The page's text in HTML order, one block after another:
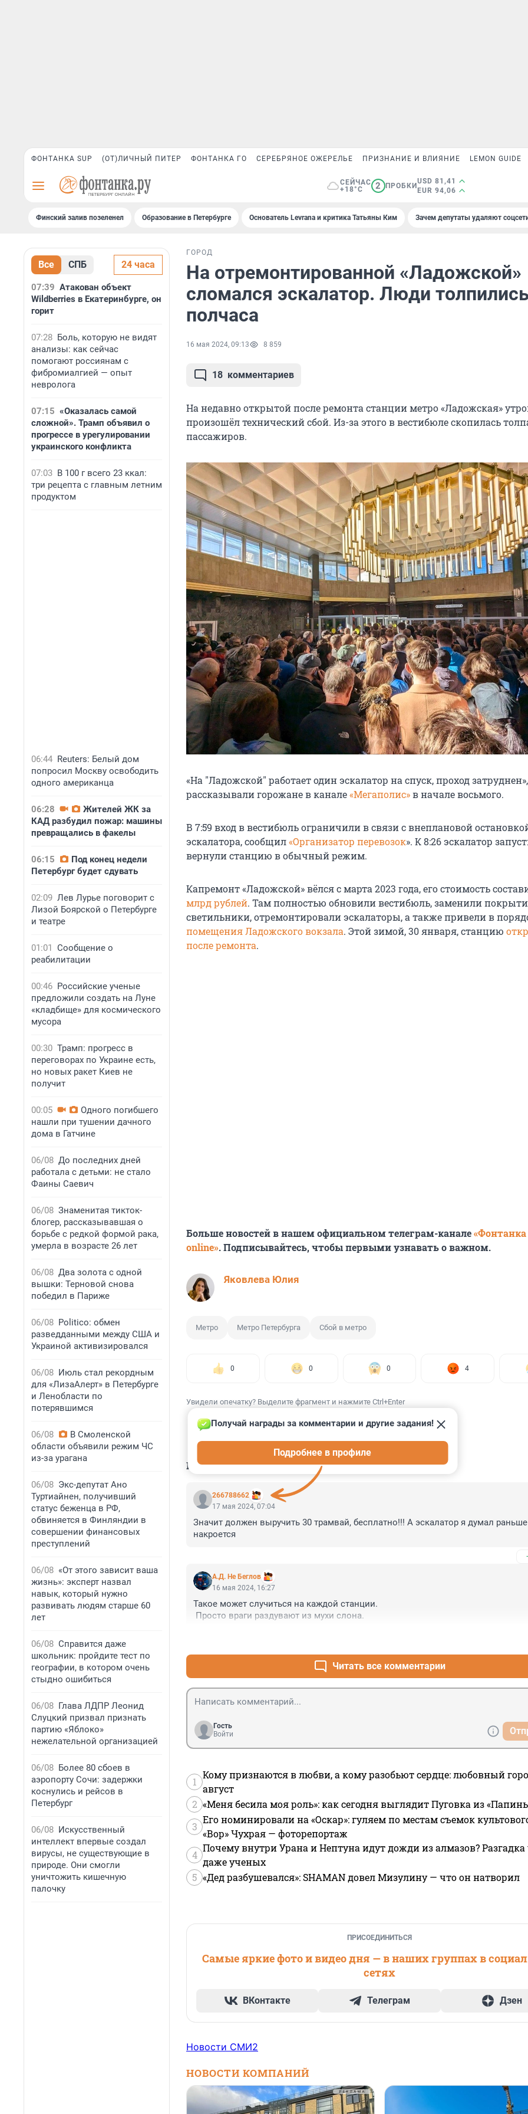
ФОНТАНКА SUP (ОТ)ЛИЧНЫЙ ПИТЕР ФОНТАНКА ГО СЕРЕБРЯНОЕ ОЖЕРЕЛЬЕ ПРИЗНАНИЕ И ВЛИЯНИЕ LEMON GUIDE
СЕЙЧАС
+18°C
2 ПРОБКИ
USD 81,41
EUR 94,06
Финский залив позеленел Образование в Петербурге Основатель Levrana и критика Татьяны Ким Зачем депутаты удаляют
Все СПБ 24 часа
07:39 Атакован объект
Wildberries в Екатеринбурге, он
горит
07:28 Боль, которую не видят
анализы: как сейчас
помогают россиянам с
фибромиалгией — опыт
невролога
07:15 «Оказалась самой
сложной». Трамп объявил о
прогрессе в урегулировании
украинского конфликта
07:03 В 100 г всего 23 ккал:
три рецепта с главным летним
продуктом
06:44 Reuters: Белый дом
попросил Москву освободить
одного американца
06:28
Жителей ЖК за
КАД разбудил пожар: машины
превращались в факелы
06:15
Под конец недели
Петербург будет сдувать
02:09 Лев Лурье поговорит с
Лизой Боярской о Петербурге
и театре
01:01 Сообщение о
реабилитации
00:46 Российские ученые
предложили создать на Луне
«кладбище» для космического
мусора
00:30 Трамп: прогресс в
переговорах по Украине есть,
но новых ракет Киев не
получит
00:05
Одного погибшего
нашли при тушении дачного
дома в Гатчине
06/08 До последних дней
работала с детьми: не стало
Фаины Саевич
06/08 Знаменитая тикток-
блогер, рассказывавшая о
борьбе с редкой формой рака,
умерла в возрасте 26 лет
06/08 Два золота с одной
вышки: Терновой снова
победил в Париже
06/08 Politico: обмен
разведданными между США и
Украиной активизировался
06/08 Июль стал рекордным
для «ЛизаАлерт» в Петербурге
и Ленобласти по
потерявшимся
06/08
В Смоленской
области объявили режим ЧС
из-за урагана
06/08 Экс-депутат Ано
Туртиайнен, получивший
статус беженца в РФ,
обвиняется в Финляндии в
совершении финансовых
преступлений
06/08 «От этого зависит ваша
жизнь»: эксперт назвал
навык, который нужно
развивать людям старше 60
лет
06/08 Справится даже
школьник: пройдите тест по
географии, в котором очень
стыдно ошибиться
06/08 Глава ЛДПР Леонид
Слуцкий призвал признать
партию «Яблоко»
нежелательной организацией
06/08 Более 80 сбоев в
аэропорту Сочи: задержки
коснулись и рейсов в
Петербург
06/08 Искусственный
интеллект впервые создал
вирусы, не существующие в
природе. Они смогли
уничтожить кишечную
палочку
ГОРОД
На отремонтированной «Ладожской»
сломался эскалатор. Люди
полчаса
16 мая 2024, 09:13 8 859
18 комментариев
На недавно открытой после ремонта станции метро «Ладожская»
произошёл технический сбой. Из-за этого в вестибюле скопилась
пассажиров.
«На "Ладожской" работает один эскалатор на спуск, проход
рассказывали горожане в канале«Мегаполис»в начале восьмого.
В 7:59 вход в вестибюль ограничили в связи с внеплановой
эскалатора, сообщил«Организатор перевозок». К 8:26 эскалатор
вернули станцию в обычный режим.
Капремонт «Ладожской» вёлся с марта 2023 года, его стоимость
млрд рублей. Там полностью обновили вестибюль, заменили
светильники, отремонтировали эскалаторы, а также привели в
помещения Ладожского вокзала. Этой зимой, 30 января, станцию
после ремонта.
Больше новостей в нашем официальном телеграм-канале«Фонтанка
online». Подписывайтесь, чтобы первыми узнавать о важном.
Яковлева Юлия
Метро Метро Петербурга Сбой в метро
0 0 0 4
Увидели опечатку? Выделите фрагмент и нажмите Ctrl+Enter
КОММЕНТАРИИ 18
266788662
Получай награды за комментарии и другие задания!
Подробнее в профиле
17 мая 2024, 07:04
Значит должен выручить 30 трамвай, бесплатно!!! А эскалатор я думал раньше
накроется
А.Д. Не Беглов
16 мая 2024, 16:27
Такое может случиться на каждой станции.
Просто враги раздувают из мухи слона.
Читать все комментарии
Гость
Войти
1
Кому признаются в любви, а кому разобьют сердце: любовный
август
2 «Меня бесила моя роль»: как сегодня выглядит Пуговка из
3
Его номинировали на «Оскар»: гуляем по местам съемок
«Вор» Чухрая — фоторепортаж
4
Почему внутри Урана и Нептуна идут дожди из алмазов?
даже ученых
5 «Дед разбушевался»: SHAMAN довел Мизулину — что он натворил
ПРИСОЕДИНИТЬСЯ
Самые яркие фото и видео дня — в наших группах в
сетях
ВКонтакте Телеграм Дзен
Новости СМИ2
НОВОСТИ КОМПАНИЙ